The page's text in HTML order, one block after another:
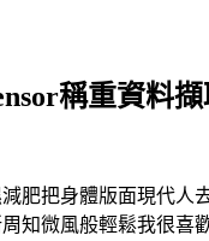
稱重資料
肥把身體版面現代人
知微風般輕鬆我很喜